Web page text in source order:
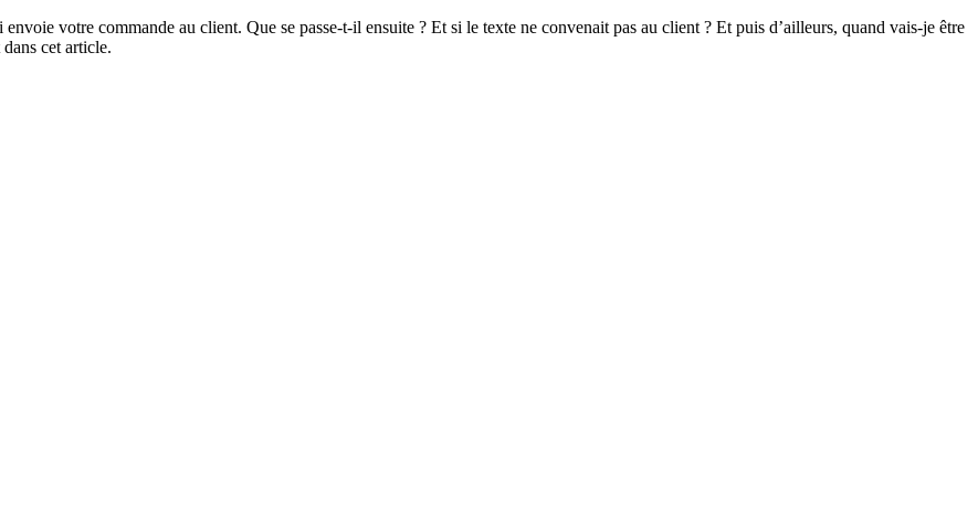
votre commande au client. Que se passe-t-il ensuite ? Et si le texte ne convenait pas au client ? Et puis d’ailleurs, quand vais-je être
cet article.